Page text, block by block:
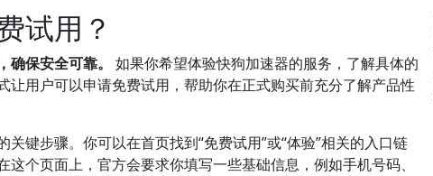
试用？
保安全可靠。
如果你希望体验快狗加速器的服务，了解具体的
用户可以申请免费试用，帮助你在正式购买前充分了解产品性
键步骤。你可以在首页找到“免费试用”或“体验”相关的入口链
个页面上，官方会要求你填写一些基础信息，例如手机号码、